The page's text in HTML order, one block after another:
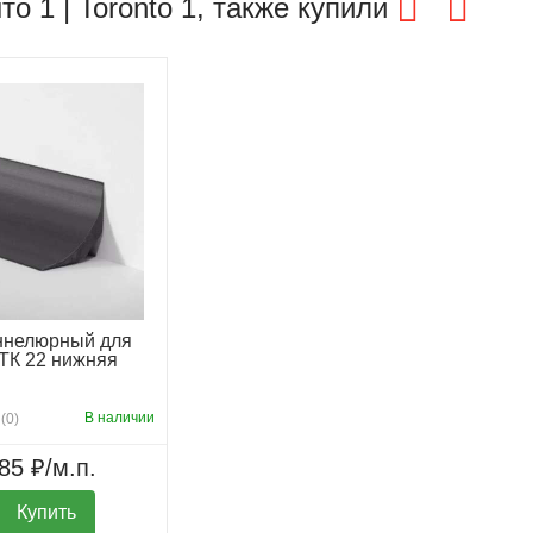
1 | Toronto 1, также купили
для
22 нижняя
В наличии
₽/м.п.
Купить